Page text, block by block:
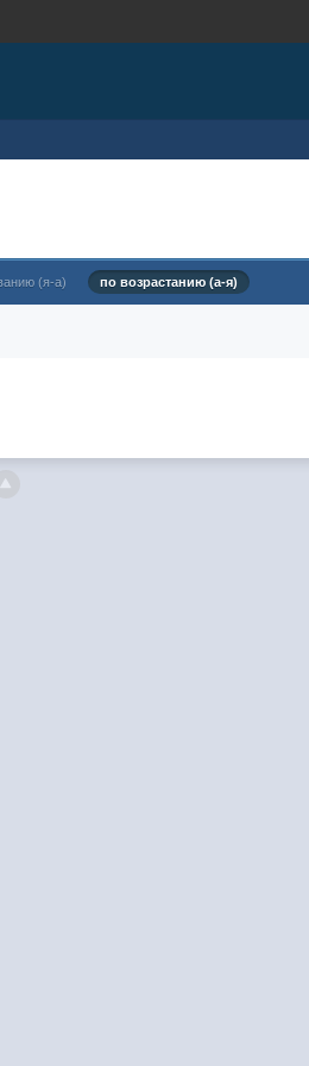
(я-а) по возрастанию (а-я)